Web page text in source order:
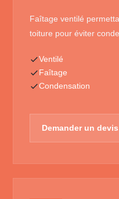
Faîtage ventilé
toiture pour éviter
Ventilé
Faîtage
Condensation
Demander un devis